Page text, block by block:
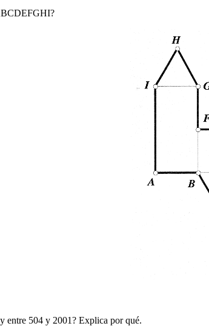
entre 504 y 2001? Explica por qué.